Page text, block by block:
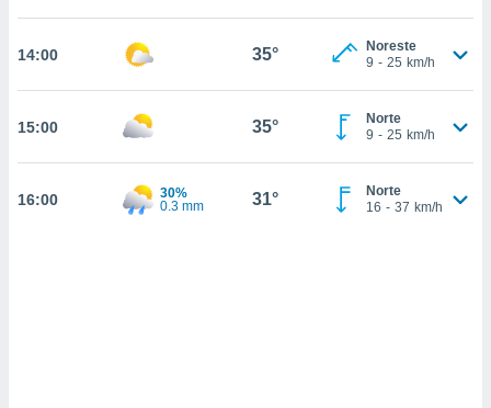
análisis
así como
en
14:00 35°
Noreste
9 - 25 km/h
15:00 35°
Norte
9 - 25 km/h
16:00
30%
0.3 mm
31°
Norte
16 - 37 km/h